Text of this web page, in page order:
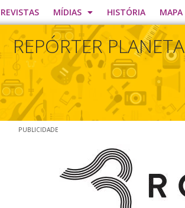
MÍDIAS HISTÓRIA MAPA
REPÓRTER PLANETA
PUBLICIDADE